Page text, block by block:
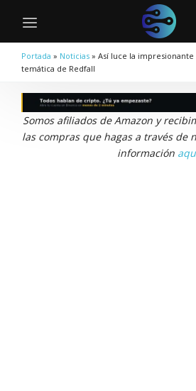
Portada » Noticias » Así luce la impresionante
temática de Redfall
Somos afiliados de Amazon y
las compras que hagas a través de
información